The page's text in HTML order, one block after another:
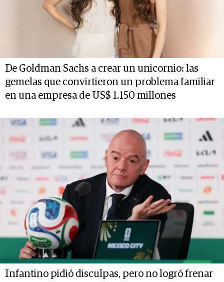
De Goldman Sachs a crear un unicornio: las
gemelas que convirtieron un problema familiar
en una empresa de US$ 1.150 millones
Infantino pidió disculpas, pero no logró frenar